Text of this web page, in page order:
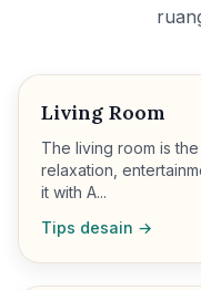
Living Room
The living room is
relaxation,
it with A...
Tips desain →